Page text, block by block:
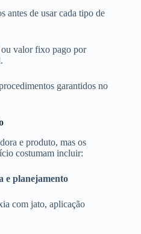
antes de usar cada tipo de
ou valor fixo pago por
garantidos no
e produto, mas os
costumam incluir:
e planejamento
com jato, aplicação